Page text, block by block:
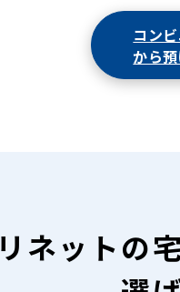
コン
から
リネットの